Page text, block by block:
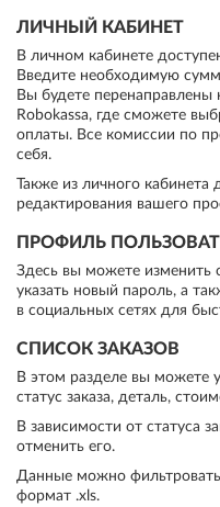
ЛИЧНЫЙ КАБИНЕТ
В личном кабинете
Введите необходимую
Вы будете
Robokassa, где сможете
оплаты. Все комиссии по
себя.
Также из личного
редактирования вашего
ПРОФИЛЬ
Здесь вы можете изменить
указать новый пароль, а
в социальных сетях для
СПИСОК ЗАКАЗОВ
В этом разделе вы можете
статус заказа, деталь,
В зависимости от статуса
отменить его.
Данные можно
формат .xls.